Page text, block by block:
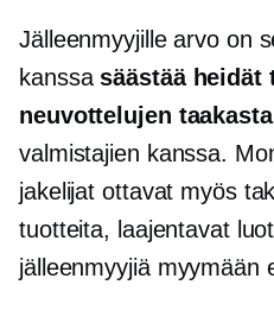
Jälleenmyyjille arvo on
kanssasäästää heidät
neuvottelujen taakasta
valmistajien kanssa.
jakelijat ottavat myös
tuotteita, laajentavat
jälleenmyyjiä myymään